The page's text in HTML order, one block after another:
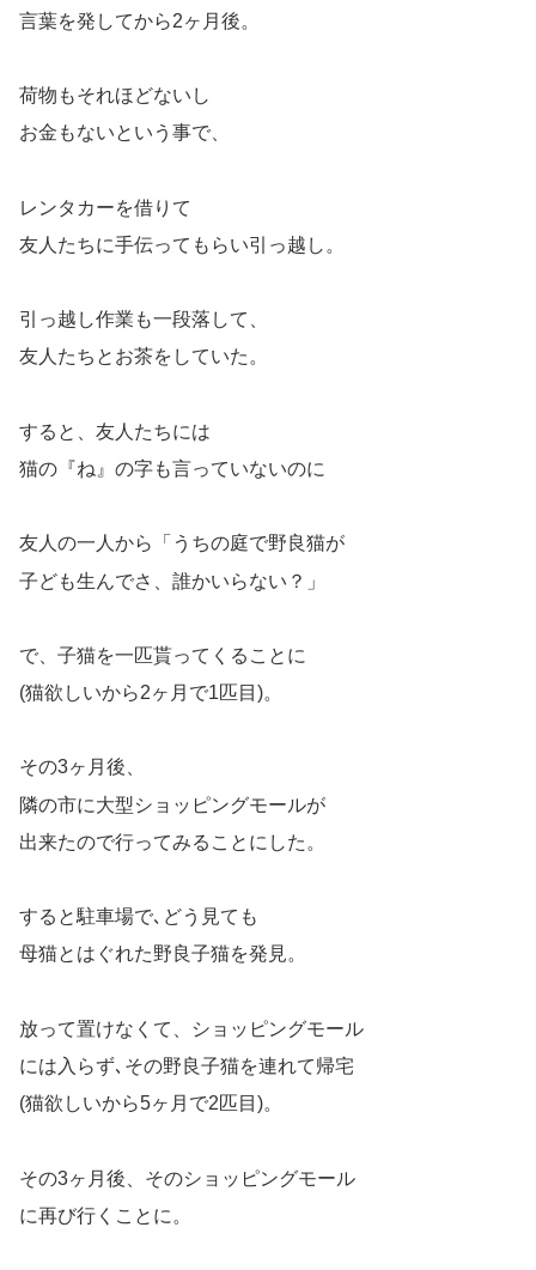
言葉を発してから2ヶ月後。
荷物もそれほどないし
お金もないという事で、
レンタカーを借りて
友人たちに手伝ってもらい引っ越し。
引っ越し作業も一段落して、
友人たちとお茶をしていた。
すると、友人たちには
猫の『ね』の字も言っていないのに
友人の一人から「うちの庭で野良猫が
子ども生んでさ、誰かいらない？」
で、子猫を一匹貰ってくることに
(猫欲しいから2ヶ月で1匹目)。
その3ヶ月後、
隣の市に大型ショッピングモールが
出来たので行ってみることにした。
すると駐車場で､どう見ても
母猫とはぐれた野良子猫を発見。
放って置けなくて、ショッピングモール
には入らず､その野良子猫を連れて帰宅
(猫欲しいから5ヶ月で2匹目)。
その3ヶ月後、そのショッピングモール
に再び行くことに。